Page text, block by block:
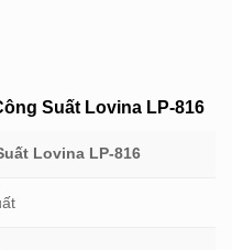
Suất Lovina LP-816
Lovina LP-816